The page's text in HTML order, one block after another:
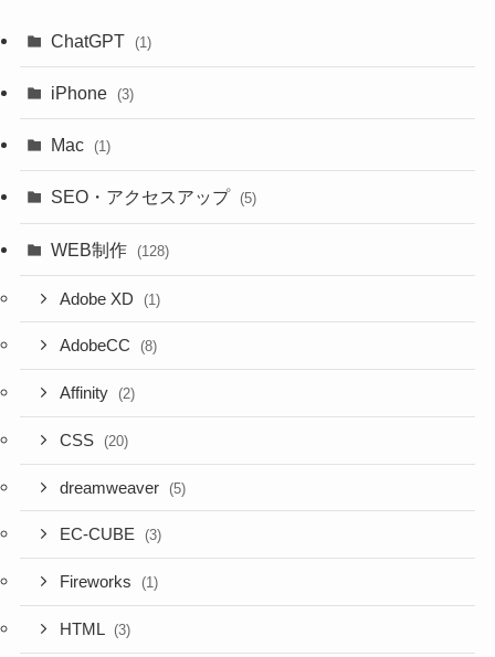
ChatGPT (1)
iPhone (3)
Mac (1)
SEO・アクセスアップ (5)
WEB制作 (128)
Adobe XD (1)
AdobeCC (8)
Affinity (2)
CSS (20)
dreamweaver (5)
EC-CUBE (3)
Fireworks (1)
HTML (3)